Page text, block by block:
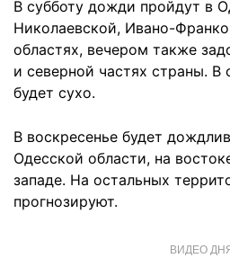
В субботу дожди пройдут в
Николаевской, Ивано-
областях, вечером также
и северной частях страны. В
будет сухо.
В воскресенье будет
Одесской области, на
западе. На остальных
прогнозируют.
ВИДЕО